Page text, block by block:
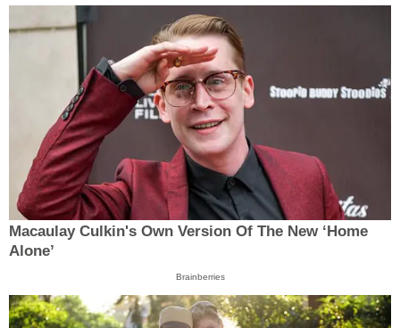
Macaulay Culkin's Own Version Of The New ‘Home
Alone’
Brainberries